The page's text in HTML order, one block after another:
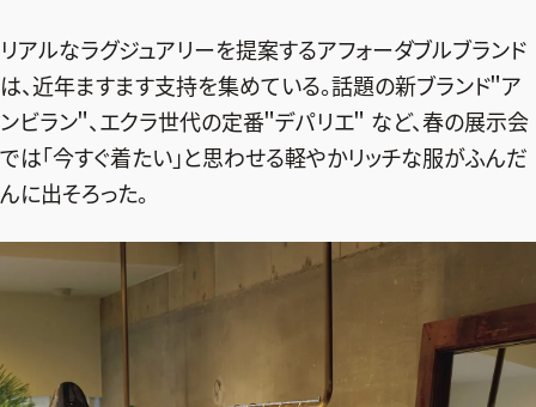
リアルなラグジュアリーを提案するアフォーダブルブランド
は、近年ますます支持を集めている。話題の新ブランド＂ア
ンビラン＂、エクラ世代の定番＂デパリエ＂ など、春の展示会
では「今すぐ着たい」と思わせる軽やかリッチな服がふんだ
んに出そろった。